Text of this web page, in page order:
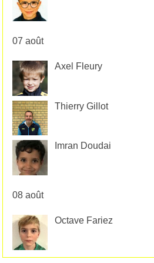
07 août
Axel Fleury
Thierry Gillot
Imran Doudai
08 août
Octave Fariez